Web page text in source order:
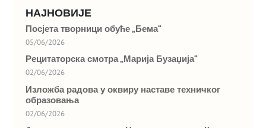
НАЈНОВИЈЕ
Посјета творници обуће „Бема“
05/06/2026
Рецитаторска смотра „Марија Бузаџија“
02/06/2026
Изложба радова у оквиру наставе техничког
образовања
02/06/2026